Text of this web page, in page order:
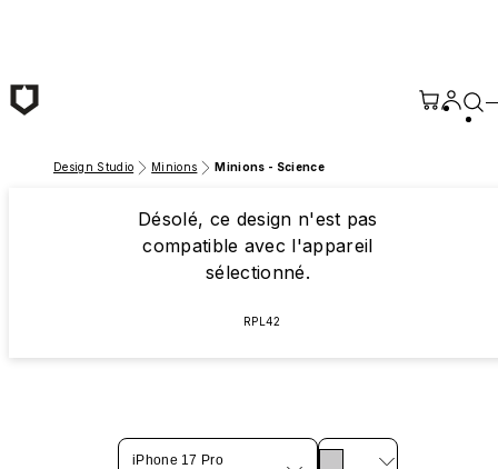
Design Studio Minions Minions - Science
Désolé, ce design n'est pas
compatible avec l'appareil
sélectionné.
RPL42
iPhone 17 Pro